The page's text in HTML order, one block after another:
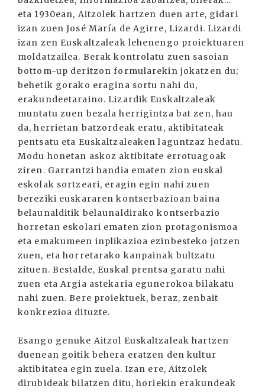
eta 1930ean, Aitzolek hartzen duen arte, gidari
izan zuen José María de Agirre, Lizardi. Lizardi
izan zen Euskaltzaleak lehenengo proiektuaren
moldatzailea. Berak kontrolatu zuen sasoian
bottom-up deritzon formularekin jokatzen du;
behetik gorako eragina sortu nahi du,
erakundeetaraino. Lizardik Euskaltzaleak
muntatu zuen bezala herrigintza bat zen, hau
da, herrietan batzordeak eratu, aktibitateak
pentsatu eta Euskaltzaleaken laguntzaz hedatu.
Modu honetan askoz aktibitate errotuagoak
ziren. Garrantzi handia ematen zion euskal
eskolak sortzeari, eragin egin nahi zuen
bereziki euskararen kontserbazioan baina
belaunalditik belaunaldirako kontserbazio
horretan eskolari ematen zion protagonismoa
eta emakumeen inplikazioa ezinbesteko jotzen
zuen, eta horretarako kanpainak bultzatu
zituen. Bestalde, Euskal prentsa garatu nahi
zuen eta Argia astekaria egunerokoa bilakatu
nahi zuen. Bere proiektuek, beraz, zenbait
konkrezioa dituzte.
Esango genuke Aitzol Euskaltzaleak hartzen
duenean goitik behera eratzen den kultur
aktibitatea egin zuela. Izan ere, Aitzolek
dirubideak bilatzen ditu, horiekin erakundeak